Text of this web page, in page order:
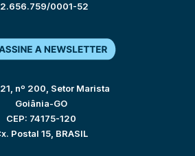
0001-52
nº 200, Setor Marista
Goiânia-GO
CEP: 74175-120
Postal 15, BRASIL